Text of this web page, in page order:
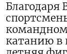
Благодаря
катанию в